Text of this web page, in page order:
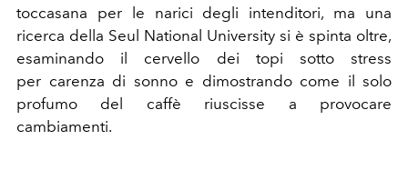
toccasana per le narici degli intenditori, ma una
ricerca della Seul National University si è spinta oltre,
esaminando il cervello dei topi sotto stress
per carenza di sonno e dimostrando come il solo
profumo del caffè riuscisse a provocare
cambiamenti.